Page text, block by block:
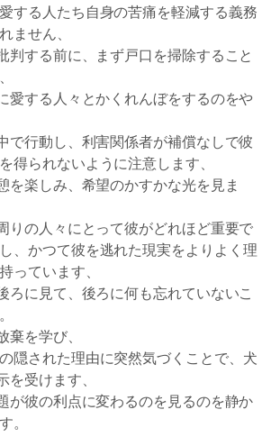
する人たち自身の苦痛を軽減する義務
ません、
判する前に、まず戸口を掃除すること
愛する人々とかくれんぼをするのをや
で行動し、利害関係者が補償なしで彼
得られないように注意します、
を楽しみ、希望のかすかな光を見ま
りの人々にとって彼がどれほど重要で
、かつて彼を逃れた現実をよりよく理
っています、
ろに見て、後ろに何も忘れていないこ
を学び、
隠された理由に突然気づくことで、犬
受けます、
が彼の利点に変わるのを見るのを静か
。